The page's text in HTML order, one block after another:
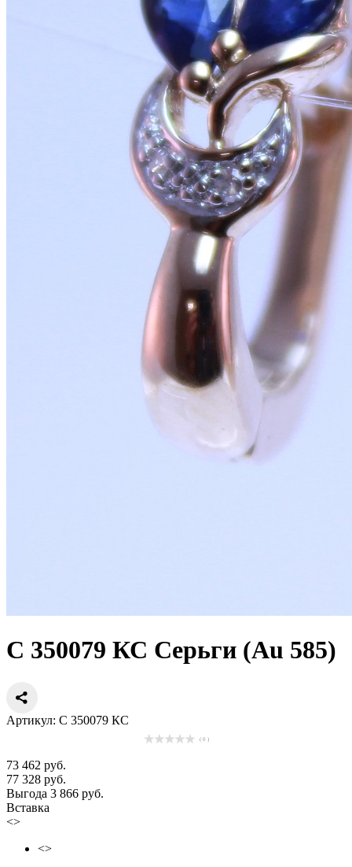
С 350079 КС Серьги (Au 585)
Артикул: С 350079 КС
( 0 )
73 462 руб.
77 328 руб.
Выгода 3 866 руб.
Вставка
<>
<>